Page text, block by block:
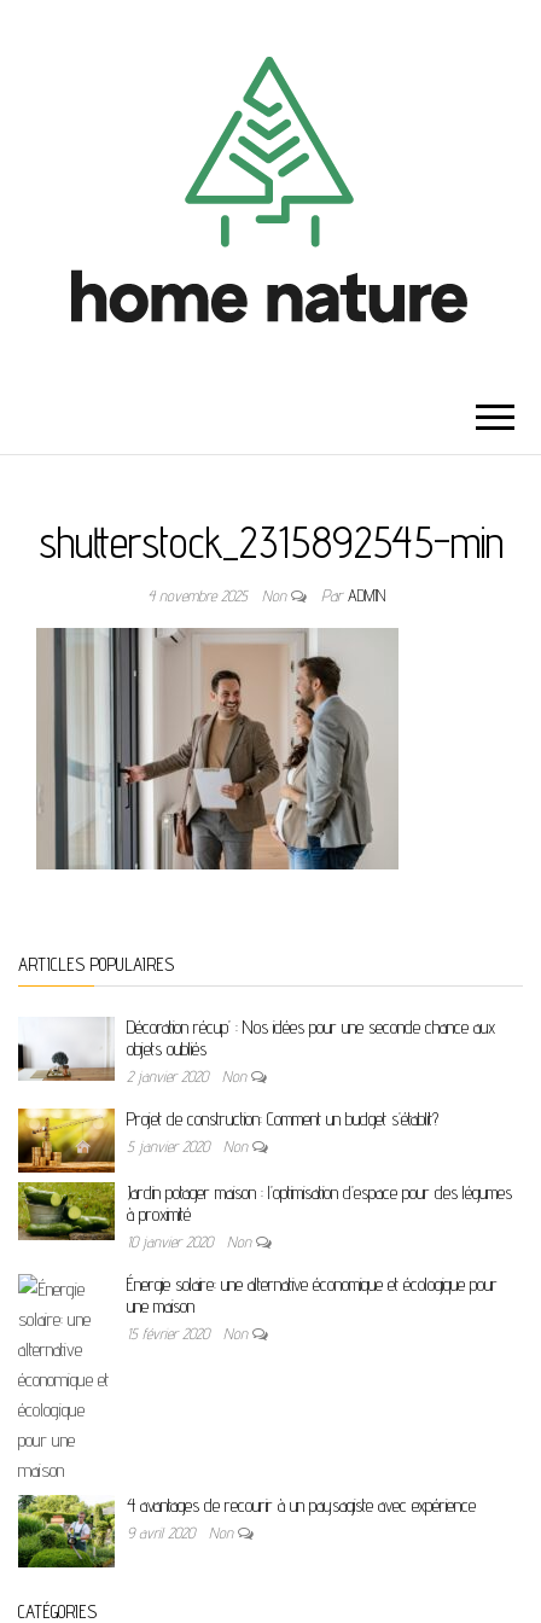
shutterstock_2315892545-min
4 novembre 2025 Non ParADMIN
ARTICLES POPULAIRES
Décoration récup’ : Nos idées pour une seconde chance aux
objets oubliés
2 janvier 2020 Non
Projet de construction: Comment un budget s’établit?
5 janvier 2020 Non
Jardin potager maison : l’optimisation d’espace pour des légumes
à proximité
10 janvier 2020 Non
Énergie solaire: une alternative économique et écologique pour
une maison
15 février 2020 Non
4 avantages de recourir à un paysagiste avec expérience
9 avril 2020 Non
CATÉGORIES